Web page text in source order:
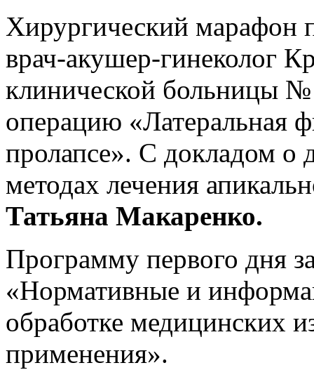
Хирургический марафон
врач‑акушер‑гинеколог
клинической больницы
операцию «Латеральная
пролапсе». С докладом о
методах лечения
Татьяна Макаренко.
Программу первого дня
«Нормативные и
обработке медицинских
применения».